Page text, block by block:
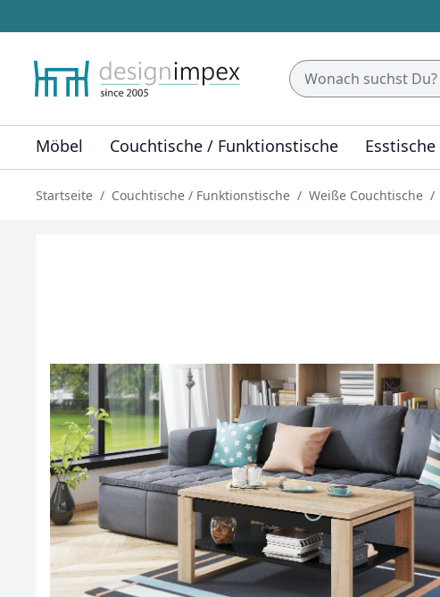
Möbel Couchtische / Funktionstische Esstische
Startseite Couchtische / Funktionstische Weiße Couchtische